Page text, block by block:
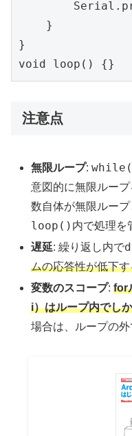
    }
}
void loop() {}
注意点
無限ループ:
意図的に無限ループ
数自体が無限ルー
loop() 内で処理を
遅延: 繰り返し内で
ムの応答性が低下
変数のスコープ:for
i）はループ内でし
場合は、ループの外